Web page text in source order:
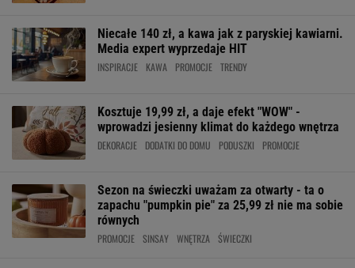
Niecałe 140 zł, a kawa jak z paryskiej kawiarni.
Media expert wyprzedaje HIT
INSPIRACJE KAWA PROMOCJE TRENDY
Kosztuje 19,99 zł, a daje efekt "WOW" -
wprowadzi jesienny klimat do każdego wnętrza
DEKORACJE DODATKI DO DOMU PODUSZKI PROMOCJE
Sezon na świeczki uważam za otwarty - ta o
zapachu "pumpkin pie" za 25,99 zł nie ma sobie
równych
PROMOCJE SINSAY WNĘTRZA ŚWIECZKI